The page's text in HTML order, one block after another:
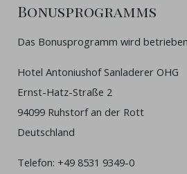
Bonusprogramms
Das Bonusprogramm wird
Hotel Antoniushof Sanladerer OHG
Ernst-Hatz-Straße 2
94099 Ruhstorf an der Rott
Deutschland
Telefon: +49 8531 9349-0